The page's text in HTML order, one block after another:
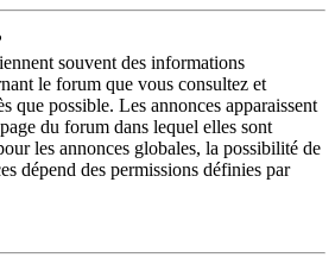
souvent des informations
le forum que vous consultez et
que possible. Les annonces apparaissent
du forum dans lequel elles sont
les annonces globales, la possibilité de
dépend des permissions définies par